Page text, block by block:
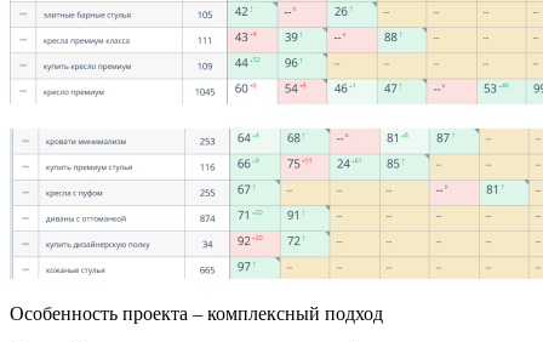
Особенность проекта – комплексный подход